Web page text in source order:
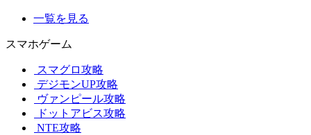
一覧を見る
スマホゲーム
スマグロ攻略
デジモンUP攻略
ヴァンピール攻略
ドットアビス攻略
NTE攻略